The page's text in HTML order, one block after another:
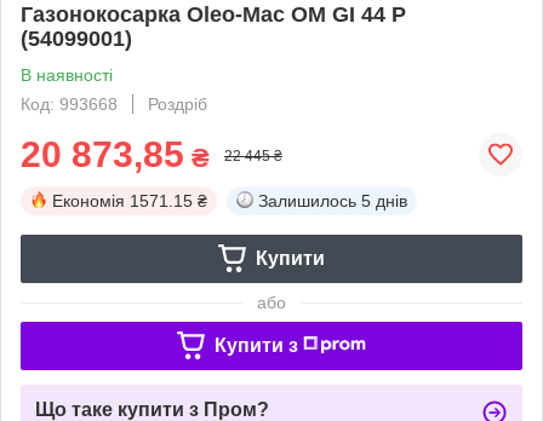
Газонокосарка Oleo-Mac OM GI 44 P
(54099001)
В наявності
Код: 993668
Роздріб
20 873,85 ₴ 22 445 ₴
Економія 1571.15 ₴ Залишилось 5 днів
Купити
або
Купити з
Що таке купити з Пром?